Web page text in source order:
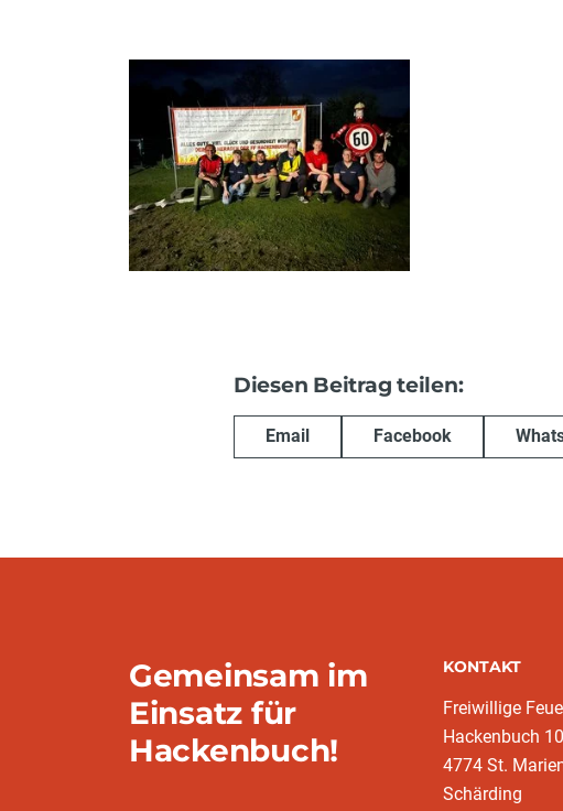
Diesen Beitrag teilen:
Email Facebook
Gemeinsam im
Einsatz für
Hackenbuch!
KONTAKT
Freiwillige
Hackenbuch
4774 St.
Schärding